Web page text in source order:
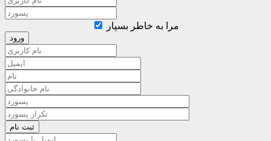
مرا به خاطر بسپار